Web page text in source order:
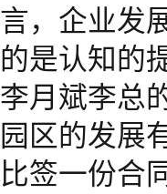
言，企业发
的是认知的
李月斌李总
园区的发展
比签一份合